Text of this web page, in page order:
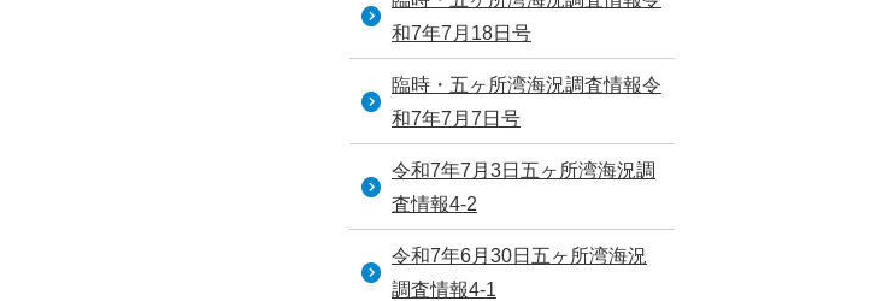
和7年7月18日号
臨時・五ヶ所湾海況調査情報令
和7年7月7日号
令和7年7月3日五ヶ所湾海況調
査情報4-2
令和7年6月30日五ヶ所湾海況
調査情報4-1